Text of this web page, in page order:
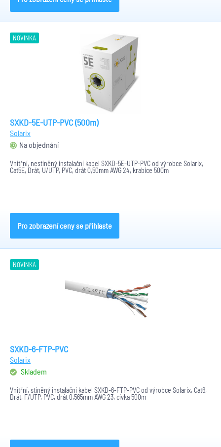
NOVINKA
SXKD-5E-UTP-PVC (500m)
Solarix
Na objednání
Vnitřní, nestíněný instalační kabel SXKD-5E-UTP-PVC od výrobce Solarix,
Cat5E, Drát, U/UTP, PVC, drát 0,50mm AWG 24, krabice 500m
Pro zobrazení ceny se přihlaste
NOVINKA
SXKD-6-FTP-PVC
Solarix
Skladem
Vnitřní, stíněný instalační kabel SXKD-6-FTP-PVC od výrobce Solarix, Cat6,
Drát, F/UTP, PVC, drát 0,565mm AWG 23, cívka 500m